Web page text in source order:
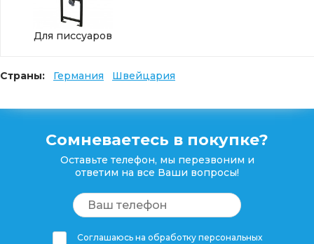
Для писсуаров
Страны: Германия Швейцария
Сомневаетесь в покупке?
Оставьте телефон, мы перезвоним и
ответим на все Ваши вопросы!
Соглашаюсь на обработку персональных